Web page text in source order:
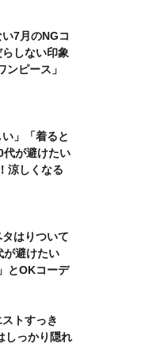
い7月のNGコ
しない印象
ンピース」
い」「着ると
代が避けたい
涼しくなる
タはりついて
が避けたい
とOKコーデ
ストすっき
しっかり隠れ